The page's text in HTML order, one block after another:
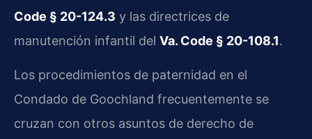
Code § 20-124.3 y las directrices de
manutención infantil del Va. Code § 20-108.1.
Los procedimientos de paternidad en el
Condado de Goochland frecuentemente se
cruzan con otros asuntos de derecho de